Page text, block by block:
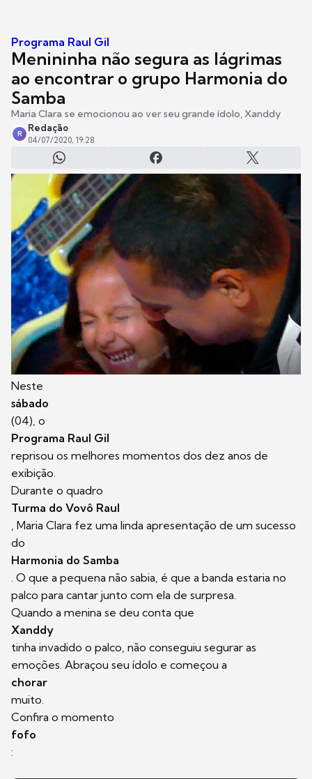
Programa Raul Gil
Menininha não segura as lágrimas
ao encontrar o grupo Harmonia do
Samba
Maria Clara se emocionou ao ver seu grande ídolo, Xanddy
R
Redação
04/07/2020, 19:28
Neste
sábado
(04), o
Programa Raul Gil
reprisou os melhores momentos dos dez anos de
exibição.
Durante o quadro
Turma do Vovô Raul
, Maria Clara fez uma linda apresentação de um sucesso
do
Harmonia do Samba
. O que a pequena não sabia, é que a banda estaria no
palco para cantar junto com ela de surpresa.
Quando a menina se deu conta que
Xanddy
tinha invadido o palco, não conseguiu segurar as
emoções. Abraçou seu ídolo e começou a
chorar
muito.
Confira o momento
fofo
: